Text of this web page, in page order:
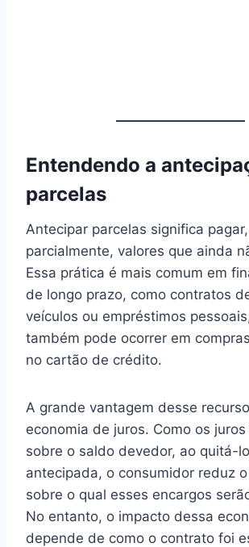
Entendendo a
parcelas
Antecipar parcelas significa
parcialmente, valores que ainda
Essa prática é mais comum em
de longo prazo, como contratos
veículos ou empréstimos
também pode ocorrer em
no cartão de crédito.
A grande vantagem desse
economia de juros. Como os
sobre o saldo devedor, ao quitá-
antecipada, o consumidor reduz
sobre o qual esses encargos
No entanto, o impacto dessa
depende de como o contrato foi